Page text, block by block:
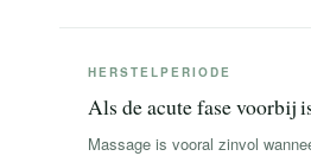
HERSTELPERIODE
Als de acute fase voorbij
Massage is vooral zinvol